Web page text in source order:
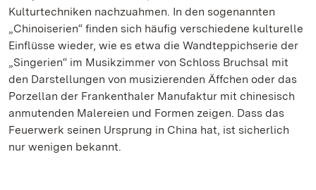
Kulturtechniken nachzuahmen. In den sogenannten
„Chinoiserien“ finden sich häufig verschiedene kulturelle
Einflüsse wieder, wie es etwa die Wandteppichserie der
„Singerien“ im Musikzimmer von Schloss Bruchsal mit
den Darstellungen von musizierenden Äffchen oder das
Porzellan der Frankenthaler Manufaktur mit chinesisch
anmutenden Malereien und Formen zeigen. Dass das
Feuerwerk seinen Ursprung in China hat, ist sicherlich
nur wenigen bekannt.